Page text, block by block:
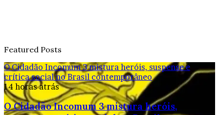
Featured Posts
O Cidadão Incomum 3 mistura heróis, suspense e
crítica social no Brasil contemporâneo
14 horas atrás
O Cidadão Incomum 3 mistura heróis,